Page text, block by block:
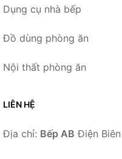
Dụng cụ nhà bếp
Đồ dùng phòng ăn
Nội thất phòng ăn
LIÊN HỆ
Địa chỉ: Bếp AB Điện Biên